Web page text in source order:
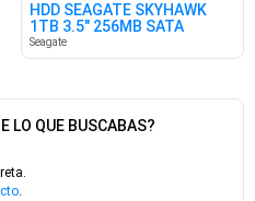
HDD SEAGATE SKYHAWK
1TB 3.5" 256MB SATA
Seagate
LO QUE BUSCABAS?
.